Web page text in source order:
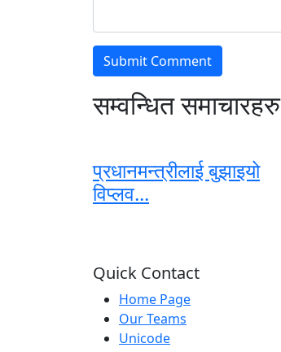
सम्वन्धित समाचारहरु
प्रधानमन्त्रीलाई बुझाइयो
विप्लव...
Quick Contact
Home Page
Our Teams
Unicode